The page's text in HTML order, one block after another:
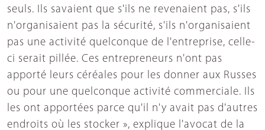
seuls. Ils savaient que s'ils ne revenaient pas, s'ils
n'organisaient pas la sécurité, s'ils n'organisaient
pas une activité quelconque de l'entreprise, celle-
ci serait pillée. Ces entrepreneurs n'ont pas
apporté leurs céréales pour les donner aux Russes
ou pour une quelconque activité commerciale. Ils
les ont apportées parce qu'il n'y avait pas d'autres
endroits où les stocker », explique l'avocat de la